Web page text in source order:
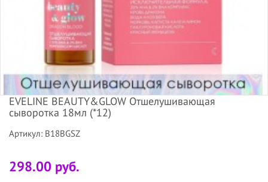
EVELINE BEAUTY&GLOW Отшелушивающая
сыворотка 18мл (*12)
Артикул: B18BGSZ
298.00 руб.